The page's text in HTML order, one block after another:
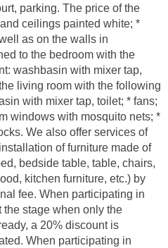
parking. The price of the
ceilings painted white; *
as on the walls in
to the bedroom with the
washbasin with mixer tap,
living room with the following
with mixer tap, toilet; * fans;
windows with mosquito nets; *
We also offer services of
of furniture made of
bedside table, table, chairs,
kitchen furniture, etc.) by
fee. When participating in
stage when only the
a 20% discount is
When participating in